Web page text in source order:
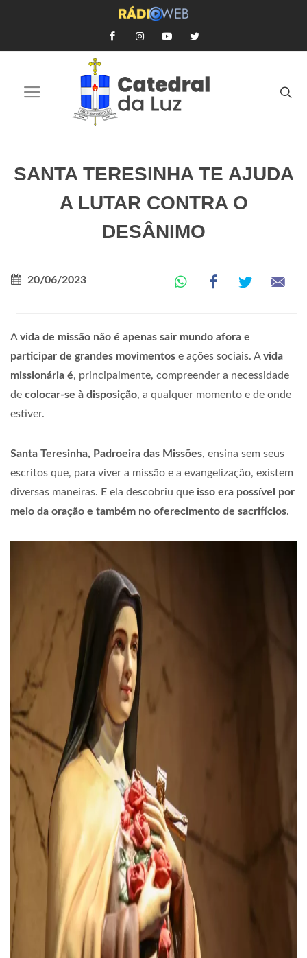
SANTA TERESINHA TE AJUDA
A LUTAR CONTRA O
DESÂNIMO
20/06/2023
Avida de missão não é apenas sair mundo afora e
participar de grandes movimentos e ações sociais. Avida
missionária é, principalmente, compreender a necessidade
de colocar-se à disposição, a qualquer momento e de onde
estiver.
Santa Teresinha, Padroeira das Missões, ensina sem seus
escritos que, para viver a missão e a evangelização, existem
diversas maneiras. E ela descobriu que isso era possível por
meio da oração e também no oferecimento de sacrifícios.